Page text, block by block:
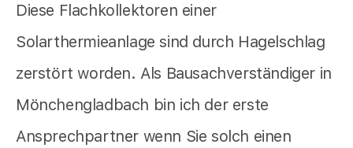
Diese Flachkollektoren einer
Solarthermieanlage sind durch Hagelschlag
zerstört worden. Als Bausachverständiger in
Mönchengladbach bin ich der erste
Ansprechpartner wenn Sie solch einen